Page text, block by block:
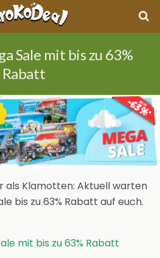
Sale mit bis zu 63%
Rabatt
als Klamotten: Aktuell warten
bis zu 63% Rabatt auf euch.
mit bis zu 63% Rabatt